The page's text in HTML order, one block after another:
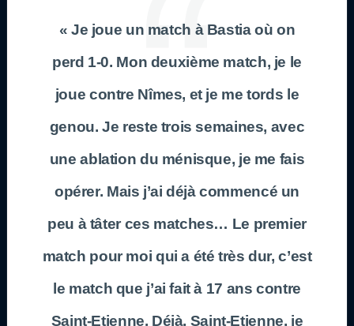
« Je joue un match à Bastia où on
perd 1-0. Mon deuxième match, je le
joue contre Nîmes, et je me tords le
genou. Je reste trois semaines, avec
une ablation du ménisque, je me fais
opérer. Mais j’ai déjà commencé un
peu à tâter ces matches… Le premier
match pour moi qui a été très dur, c’est
le match que j’ai fait à 17 ans contre
Saint-Etienne. Déjà, Saint-Etienne, je